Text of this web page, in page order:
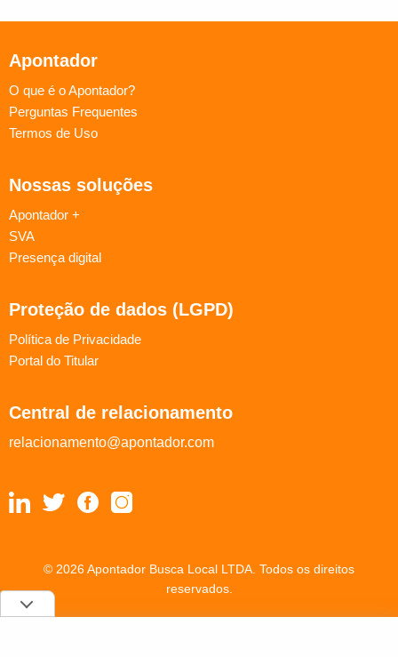
Apontador
O que é o Apontador?
Perguntas Frequentes
Termos de Uso
Nossas soluções
Apontador +
SVA
Presença digital
Proteção de dados (LGPD)
Política de Privacidade
Portal do Titular
Central de relacionamento
relacionamento@apontador.com
© 2026 Apontador Busca Local LTDA. Todos os direitos
reservados.